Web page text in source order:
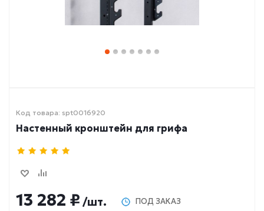
Код товара: spt0016920
Настенный кронштейн для грифа
13 282 ₽ /шт. ПОД ЗАКАЗ